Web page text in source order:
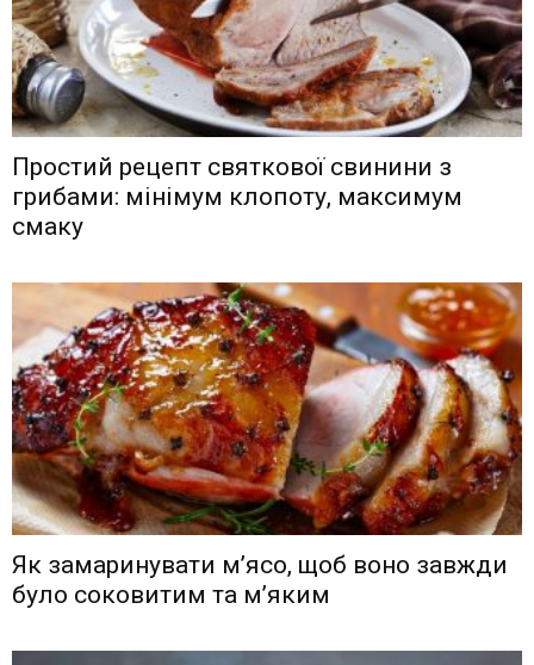
Простий рецепт святкової свинини з
грибами: мінімум клопоту, максимум
смаку
Як замаринувати м’ясо, щоб воно завжди
було соковитим та м’яким